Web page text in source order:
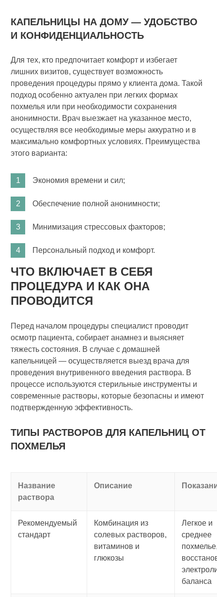
КАПЕЛЬНИЦЫ НА ДОМУ — УДОБСТВО
И КОНФИДЕНЦИАЛЬНОСТЬ
Для тех, кто предпочитает комфорт и избегает
лишних визитов, существует возможность
проведения процедуры прямо у клиента дома. Такой
подход особенно актуален при легких формах
похмелья или при необходимости сохранения
анонимности. Врач выезжает на указанное место,
осуществляя все необходимые меры аккуратно и в
максимально комфортных условиях. Преимущества
этого варианта:
Экономия времени и сил;
Обеспечение полной анонимности;
Минимизация стрессовых факторов;
Персональный подход и комфорт.
ЧТО ВКЛЮЧАЕТ В СЕБЯ
ПРОЦЕДУРА И КАК ОНА
ПРОВОДИТСЯ
Перед началом процедуры специалист проводит
осмотр пациента, собирает анамнез и выясняет
тяжесть состояния. В случае с домашней
капельницей — осуществляется выезд врача для
проведения внутривенного введения раствора. В
процессе используются стерильные инструменты и
современные растворы, которые безопасны и имеют
подтвержденную эффективность.
ТИПЫ РАСТВОРОВ ДЛЯ КАПЕЛЬНИЦ ОТ
ПОХМЕЛЬЯ
Название
раствора
Описание
Рекомендуемый
стандарт
Комбинация из
солевых растворов,
витаминов и
глюкозы
Легкое и
среднее
баланса